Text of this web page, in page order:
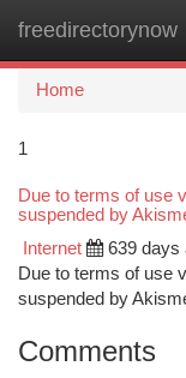
freedirectorynow
Home
1
Due to terms of use
suspended by
Internet 639 days
Due to terms of use
suspended by
Comments